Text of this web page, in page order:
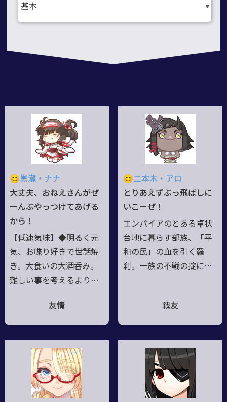
😊黒瀬・ナナ
大丈夫、おねえさんがぜ
ーんぶやっつけてあげる
から！
【低速気味】◆明るく元
気、お喋り好きで世話焼
き。大食いの大酒呑み。
難しい事を考えるより先
いでに怒ると角も出る、
少々やんちゃなおねえさ
ば倒せる！」◇神器を繰
りて、八百万の神の御霊
を身に降ろし、様々な奇
跡を起こす鬼の巫女。修
友情
😊二本木・アロ
とりあえずぶっ飛ばしに
いこーぜ！
エンパイアのとある卓状
台地に暮らす部族、「平
和の民」の血を引く羅
刹。一族の不戦の掟に従
柔軟に吸収中。面白そう
だと思えば軽率に首を突
に体が動くタイプで、グ
リモア猟兵としての仕事
はこなすが、自分も前線
に出たいと思っている事
戦友